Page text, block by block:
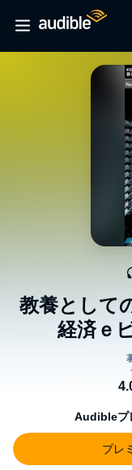
教養として
経済ｅ
Audibleプ
プレ